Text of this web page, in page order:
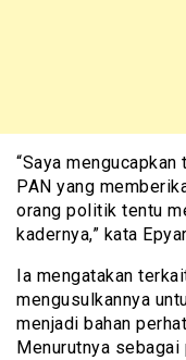
“Saya
PAN yang
orang politik tentu
kadernya,” kata
Ia mengatakan
mengusulkannya
menjadi bahan
Menurutnya sebagai